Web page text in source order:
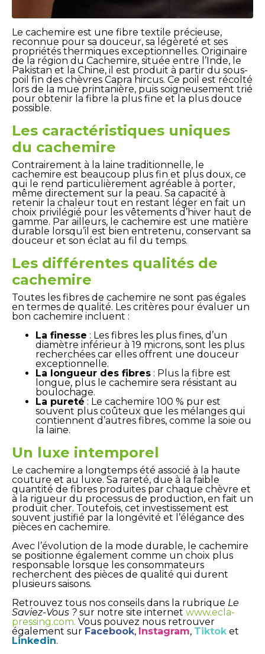
Le cachemire est une fibre textile précieuse,
reconnue pour sa douceur, sa légèreté et ses
propriétés thermiques exceptionnelles. Originaire
de la région du Cachemire, située entre l’Inde, le
Pakistan et la Chine, il est produit à partir du sous-
poil fin des chèvres Capra hircus. Ce poil est récolté
lors de la mue printanière, puis soigneusement trié
pour obtenir la fibre la plus fine et la plus douce
possible.
Les caractéristiques uniques
du cachemire
Contrairement à la laine traditionnelle, le
cachemire est beaucoup plus fin et plus doux, ce
qui le rend particulièrement agréable à porter,
même directement sur la peau. Sa capacité à
retenir la chaleur tout en restant léger en fait un
choix privilégié pour les vêtements d’hiver haut de
gamme. Par ailleurs, le cachemire est une matière
durable lorsqu’il est bien entretenu, conservant sa
douceur et son éclat au fil du temps.
Les différentes qualités de
cachemire
Toutes les fibres de cachemire ne sont pas égales
en termes de qualité. Les critères pour évaluer un
bon cachemire incluent :
La finesse : Les fibres les plus fines, d’un
diamètre inférieur à 19 microns, sont les plus
recherchées car elles offrent une douceur
exceptionnelle.
La longueur des fibres : Plus la fibre est
longue, plus le cachemire sera résistant au
boulochage.
La pureté : Le cachemire 100 % pur est
souvent plus coûteux que les mélanges qui
contiennent d’autres fibres, comme la soie ou
la laine.
Un luxe intemporel
Le cachemire a longtemps été associé à la haute
couture et au luxe. Sa rareté, due à la faible
quantité de fibres produites par chaque chèvre et
à la rigueur du processus de production, en fait un
produit cher. Toutefois, cet investissement est
souvent justifié par la longévité et l’élégance des
pièces en cachemire.
Avec l’évolution de la mode durable, le cachemire
se positionne également comme un choix plus
responsable lorsque les consommateurs
recherchent des pièces de qualité qui durent
plusieurs saisons.
Retrouvez tous nos conseils dans la rubrique Le
Saviez-Vous ? sur notre site internet www.ecla-
pressing.com. Vous pouvez nous retrouver
également sur Facebook, Instagram, Tiktok et
Linkedin.